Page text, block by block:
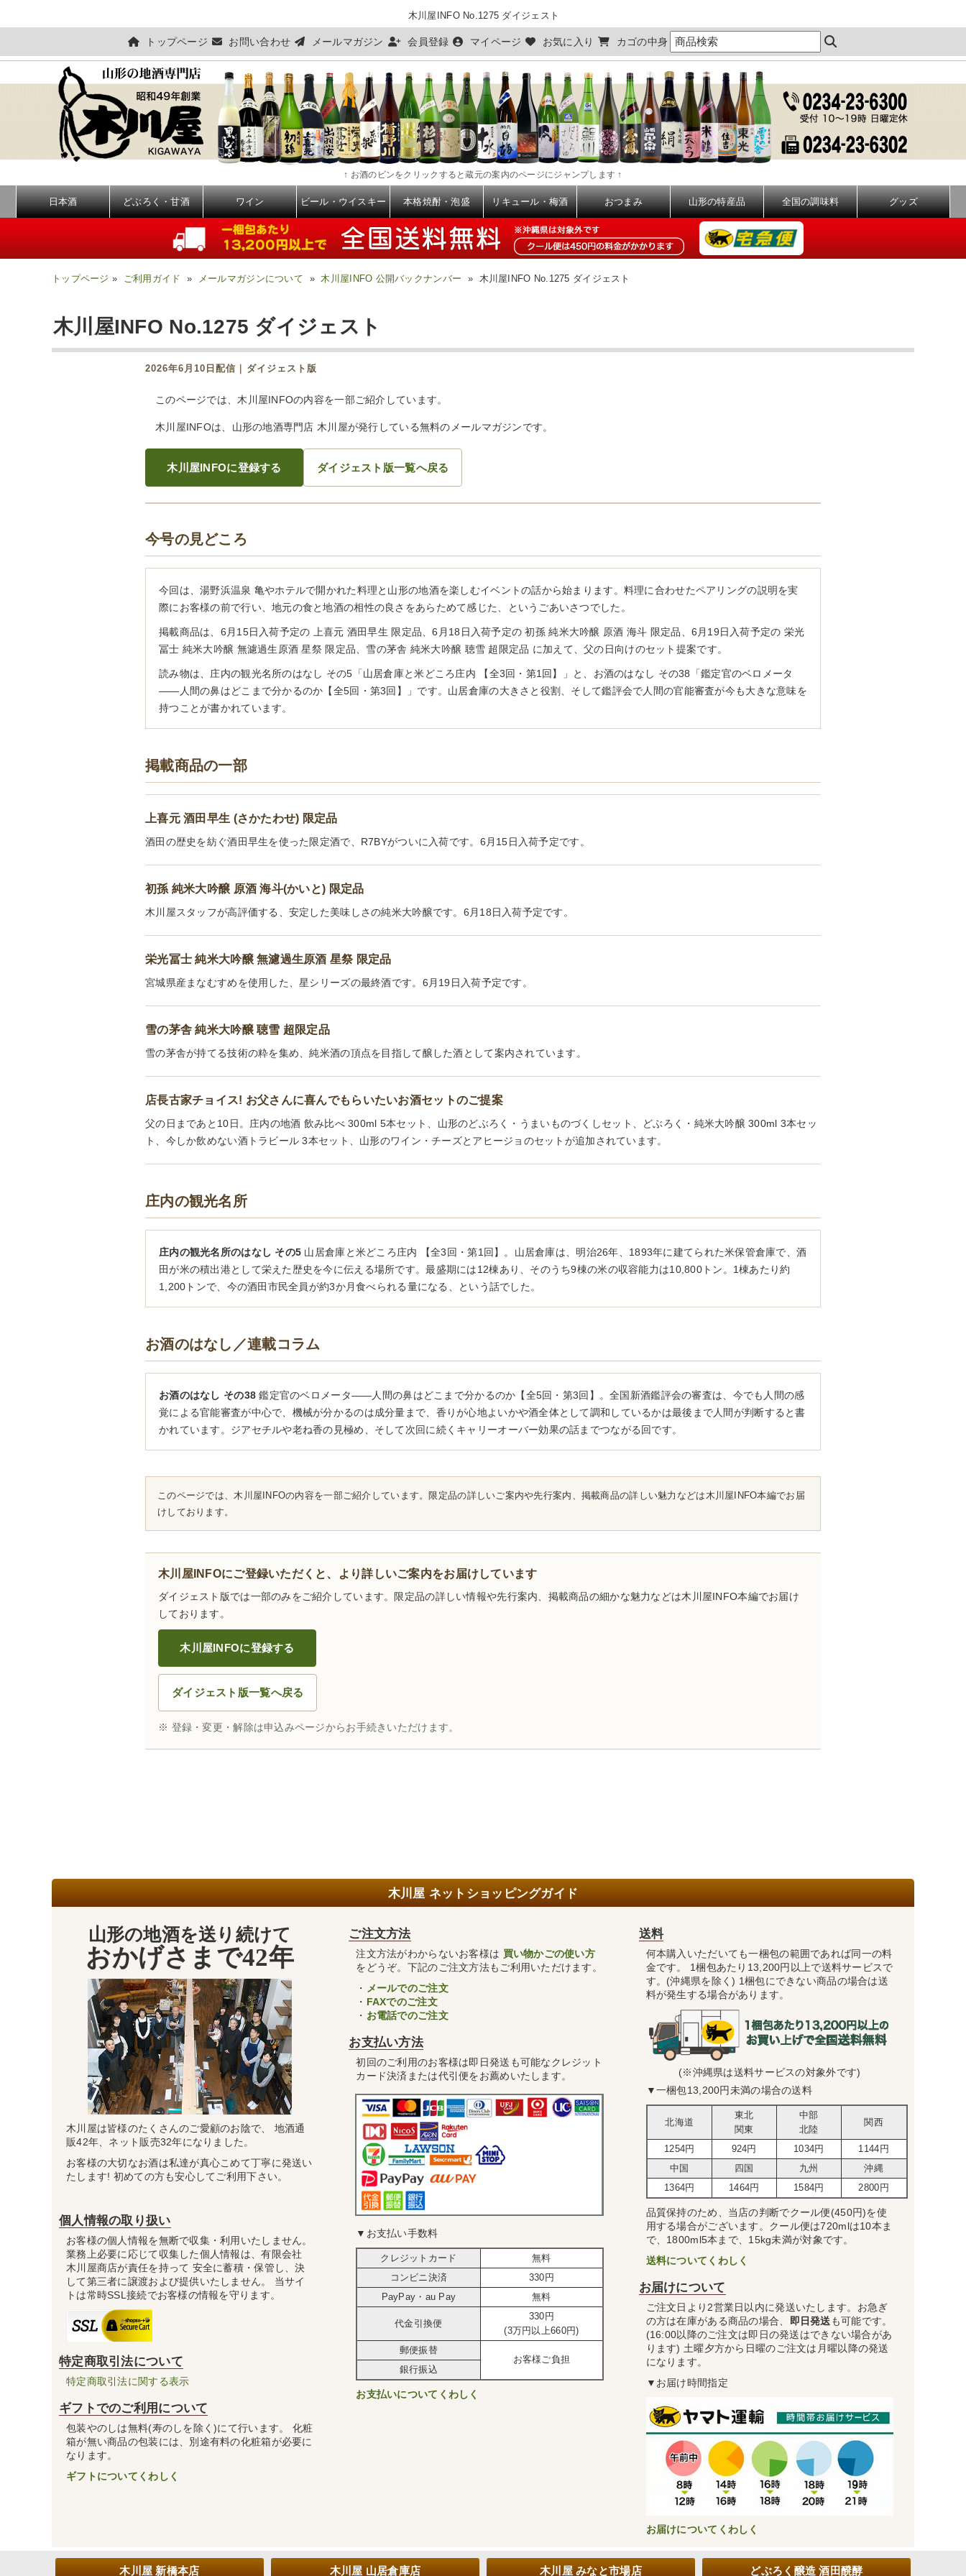
木川屋INFO No.1275 ダイジェスト
トップページ お問い合わせ メールマガジン 会員登録 マイページ お気に入り カゴの中身
↑ お酒のビンをクリックすると蔵元の案内のページにジャンプします ↑
日本酒 どぶろく・甘酒 ワイン ビール・ウイスキー 本格焼酎・泡盛 リキュール・梅酒 おつまみ 山形の特産品 全国の調味料 グッズ
トップページ » ご利用ガイド » メールマガジンについて »木川屋INFO 公開バックナンバー » 木川屋INFO No.1275 ダイジェスト
木川屋INFO No.1275 ダイジェスト
2026年6月10日配信｜ダイジェスト版
このページでは、木川屋INFOの内容を一部ご紹介しています。
木川屋INFOは、山形の地酒専門店 木川屋が発行している無料のメールマガジンです。
木川屋INFOに登録する ダイジェスト版一覧へ戻る
今号の見どころ
今回は、湯野浜温泉 亀やホテルで開かれた料理と山形の地酒を楽しむイベントの話から始まります。料理に合わせたペアリングの説明を実
際にお客様の前で行い、地元の食と地酒の相性の良さをあらためて感じた、というごあいさつでした。
掲載商品は、6月15日入荷予定の 上喜元 酒田早生 限定品、6月18日入荷予定の 初孫 純米大吟醸 原酒 海斗 限定品、6月19日入荷予定の 栄光
冨士 純米大吟醸 無濾過生原酒 星祭 限定品、雪の茅舎 純米大吟醸 聴雪 超限定品 に加えて、父の日向けのセット提案です。
読み物は、庄内の観光名所のはなし その5「山居倉庫と米どころ庄内 【全3回・第1回】」と、お酒のはなし その38「鑑定官のベロメータ
――人間の鼻はどこまで分かるのか【全5回・第3回】」です。山居倉庫の大きさと役割、そして鑑評会で人間の官能審査が今も大きな意味を
持つことが書かれています。
掲載商品の一部
上喜元 酒田早生 (さかたわせ) 限定品
酒田の歴史を紡ぐ酒田早生を使った限定酒で、R7BYがついに入荷です。6月15日入荷予定です。
初孫 純米大吟醸 原酒 海斗(かいと) 限定品
木川屋スタッフが高評価する、安定した美味しさの純米大吟醸です。6月18日入荷予定です。
栄光冨士 純米大吟醸 無濾過生原酒 星祭 限定品
宮城県産まなむすめを使用した、星シリーズの最終酒です。6月19日入荷予定です。
雪の茅舎 純米大吟醸 聴雪 超限定品
雪の茅舎が持てる技術の粋を集め、純米酒の頂点を目指して醸した酒として案内されています。
店長古家チョイス! お父さんに喜んでもらいたいお酒セットのご提案
父の日まであと10日。庄内の地酒 飲み比べ 300ml 5本セット、山形のどぶろく・うまいものづくしセット、どぶろく・純米大吟醸 300ml 3本セッ
ト、今しか飲めない酒トラビール 3本セット、山形のワイン・チーズとアヒージョのセットが追加されています。
庄内の観光名所
庄内の観光名所のはなし その5 山居倉庫と米どころ庄内 【全3回・第1回】。山居倉庫は、明治26年、1893年に建てられた米保管倉庫で、酒
田が米の積出港として栄えた歴史を今に伝える場所です。最盛期には12棟あり、そのうち9棟の米の収容能力は10,800トン。1棟あたり約
1,200トンで、今の酒田市民全員が約3か月食べられる量になる、という話でした。
お酒のはなし／連載コラム
お酒のはなし その38 鑑定官のベロメータ――人間の鼻はどこまで分かるのか【全5回・第3回】。全国新酒鑑評会の審査は、今でも人間の感
覚による官能審査が中心で、機械が分かるのは成分量まで、香りが心地よいかや酒全体として調和しているかは最後まで人間が判断すると書
かれています。ジアセチルや老ね香の見極め、そして次回に続くキャリーオーバー効果の話までつながる回です。
このページでは、木川屋INFOの内容を一部ご紹介しています。限定品の詳しいご案内や先行案内、掲載商品の詳しい魅力などは木川屋INFO本編でお届
けしております。
木川屋INFOにご登録いただくと、より詳しいご案内をお届けしています
ダイジェスト版では一部のみをご紹介しています。限定品の詳しい情報や先行案内、掲載商品の細かな魅力などは木川屋INFO本編でお届け
しております。
木川屋INFOに登録する
ダイジェスト版一覧へ戻る
※ 登録・変更・解除は申込みページからお手続きいただけます。
木川屋 ネットショッピングガイド
山形の地酒を送り続けて
おかげさまで42年
木川屋は皆様のたくさんのご愛顧のお陰で、 地酒通
販42年、ネット販売32年になりました。
お客様の大切なお酒は私達が真心こめて丁寧に発送い
たします! 初めての方も安心してご利用下さい。
個人情報の取り扱い
お客様の個人情報を無断で収集・利用いたしません。
業務上必要に応じて収集した個人情報は、有限会社
木川屋商店が責任を持って 安全に蓄積・保管し、決
して第三者に譲渡および提供いたしません。 当サイ
トは常時SSL接続でお客様の情報を守ります。
特定商取引法について
特定商取引法に関する表示
ギフトでのご利用について
包装やのしは無料(寿のしを除く)にて行います。 化粧
箱が無い商品の包装には、別途有料の化粧箱が必要に
なります。
ギフトについてくわしく
ご注文方法
注文方法がわからないお客様は 買い物かごの使い方
をどうぞ。下記のご注文方法もご利用いただけます。
・ メールでのご注文
・ FAXでのご注文
・ お電話でのご注文
お支払い方法
初回のご利用のお客様は即日発送も可能なクレジット
カード決済または代引便をお薦めいたします。
▼お支払い手数料
クレジットカード
無料
コンビニ決済
330円
PayPay・au Pay
無料
代金引換便
330円
(3万円以上660円)
郵便振替
お客様ご負担
銀行振込
お支払いについてくわしく
送料
何本購入いただいても一梱包の範囲であれば同一の料
金です。 1梱包あたり13,200円以上で送料サービスで
す。(沖縄県を除く) 1梱包にできない商品の場合は送
料が発生する場合があります。
(※沖縄県は送料サービスの対象外です)
▼一梱包13,200円未満の場合の送料
北海道
東北
関東
中部
北陸
関西
1254円 924円 1034円
1144円
中国
四国 九州
沖縄
1364円
1464円 1584円 2800円
品質保持のため、当店の判断でクール便(450円)を使
用する場合がございます。クール便は720mlは10本ま
で、1800ml5本まで、15kg未満が対象です。
送料についてくわしく
お届けについて
ご注文日より2営業日以内に発送いたします。お急ぎ
の方は在庫がある商品の場合、 即日発送も可能です。
(16:00以降のご注文は即日の発送はできない場合があ
ります) 土曜夕方から日曜のご注文は月曜以降の発送
になります。
▼お届け時間指定
お届けについてくわしく
木川屋 新橋本店 木川屋 山居倉庫店 木川屋 みなと市場店 どぶろく醸造 酒田醗酵